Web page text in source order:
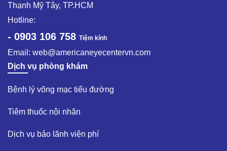
Thạnh Mỹ Tây, TP.HCM
Hotline:
- 0903 106 758 Tiệm kính
Email: web@americaneyecentervn.com
Dịch vụ phòng khám
Bệnh lý võng mạc tiểu đường​
Tiêm thuốc nội nhãn ​
Dịch vụ bảo lãnh viện phí​